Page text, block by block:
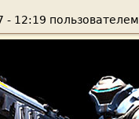
- 12:19 пользователем